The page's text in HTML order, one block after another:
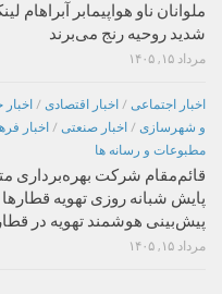
ملوانان ناو هواپیمابر آبراهام
شدید روحیه رنج می‌برند
مرداد ۱۵, ۱۴۰۵
اخبار اجتماعی / اخبار اقتصادی /
و شهرسازی / اخبار صنعتی / اخبار
مطبوعات و رسانه ها
قائم‌مقام شرکت بهره‌برداری
پایش شبانه روزی تهویه
پیش‌بینی هوشمند تهویه در
مرداد ۱۵, ۱۴۰۵